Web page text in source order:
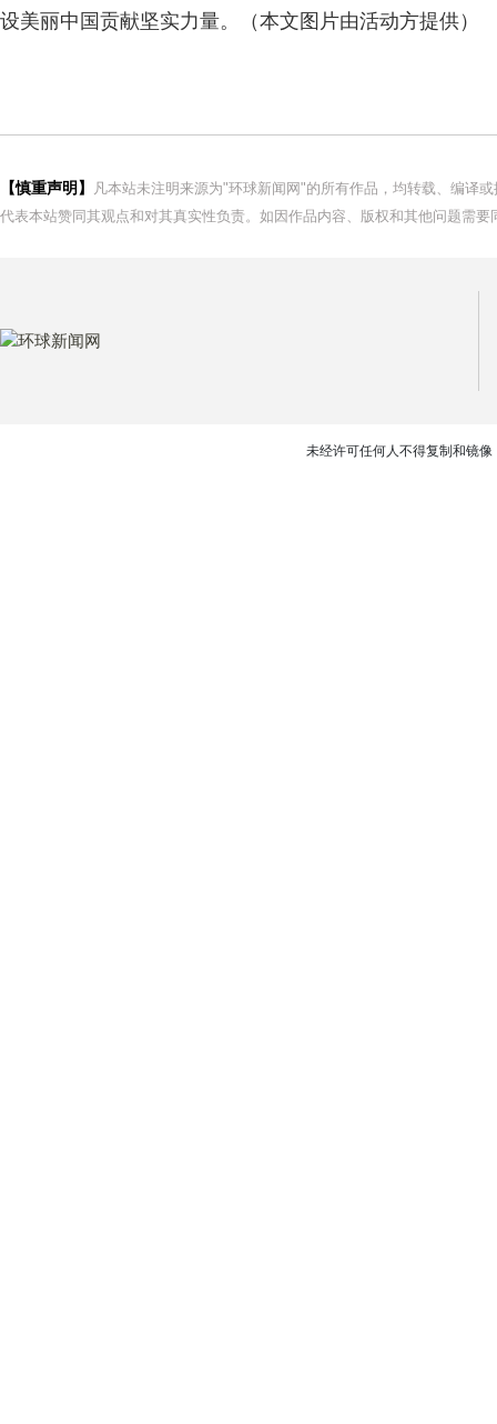
设美丽中国贡献坚实力量。（本文图片由活动方提供）
【慎重声明】
凡本站未注明来源为"环球新闻网"的所有作品，均转载、编译
代表本站赞同其观点和对其真实性负责。如因作品内容、版权和其他问题需
未经许可任何人不得复制和镜